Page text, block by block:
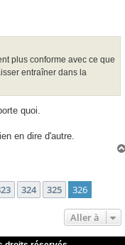
plus conforme avec ce que
entraîner dans la
quoi.
en dire d'autre.
324 325 326
Aller à